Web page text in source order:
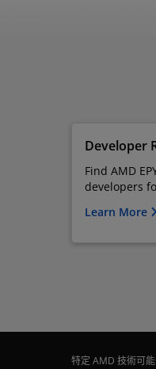
Developer
Find AMD
developers
Learn More
特定 AMD 技術可